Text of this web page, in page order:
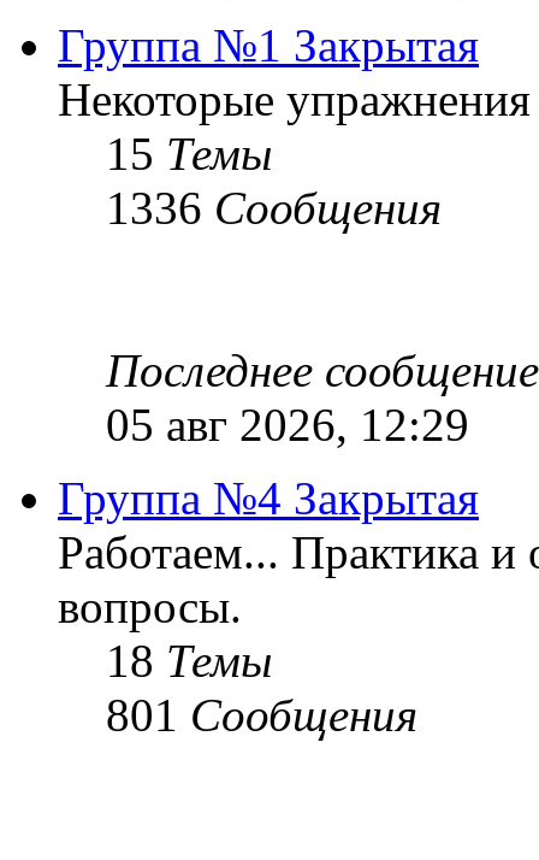
Группа №1 Закрытая
Некоторые упражнения
15 Темы
1336 Сообщения
Последнее сообщение
05 авг 2026, 12:29
Группа №4 Закрытая
Работаем... Практика и
вопросы.
18 Темы
801 Сообщения